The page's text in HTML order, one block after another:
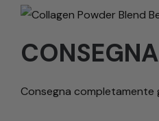
Consegna completamente